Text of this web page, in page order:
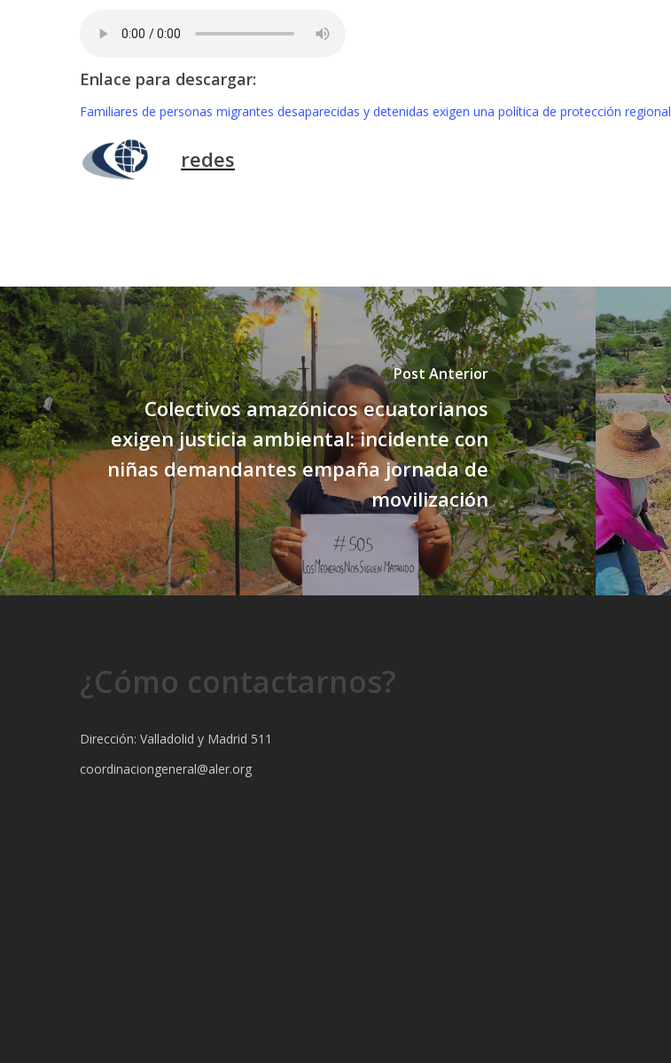
Enlace para descargar:
Familiares de personas migrantes desaparecidas y detenidas exigen una política de protección regional
redes
Post Anterior
Colectivos amazónicos ecuatorianos
exigen justicia ambiental: incidente con
niñas demandantes empaña jornada de
movilización
¿Cómo contactarnos?
Dirección: Valladolid y Madrid 511
coordinaciongeneral@aler.org